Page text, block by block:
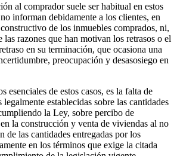
al comprador suele ser habitual en estos
informan debidamente a los clientes, en
de los inmuebles comprados, ni,
las razones que han motivan los retrasos o el
en su terminación, que ocasiona una
preocupación y desasosiego en
esenciales de estos casos, es la falta de
legalmente establecidas sobre las cantidades
la Ley, sobre percibo de
la construcción y venta de viviendas al no
de las cantidades entregadas por los
en los términos que exige la citada